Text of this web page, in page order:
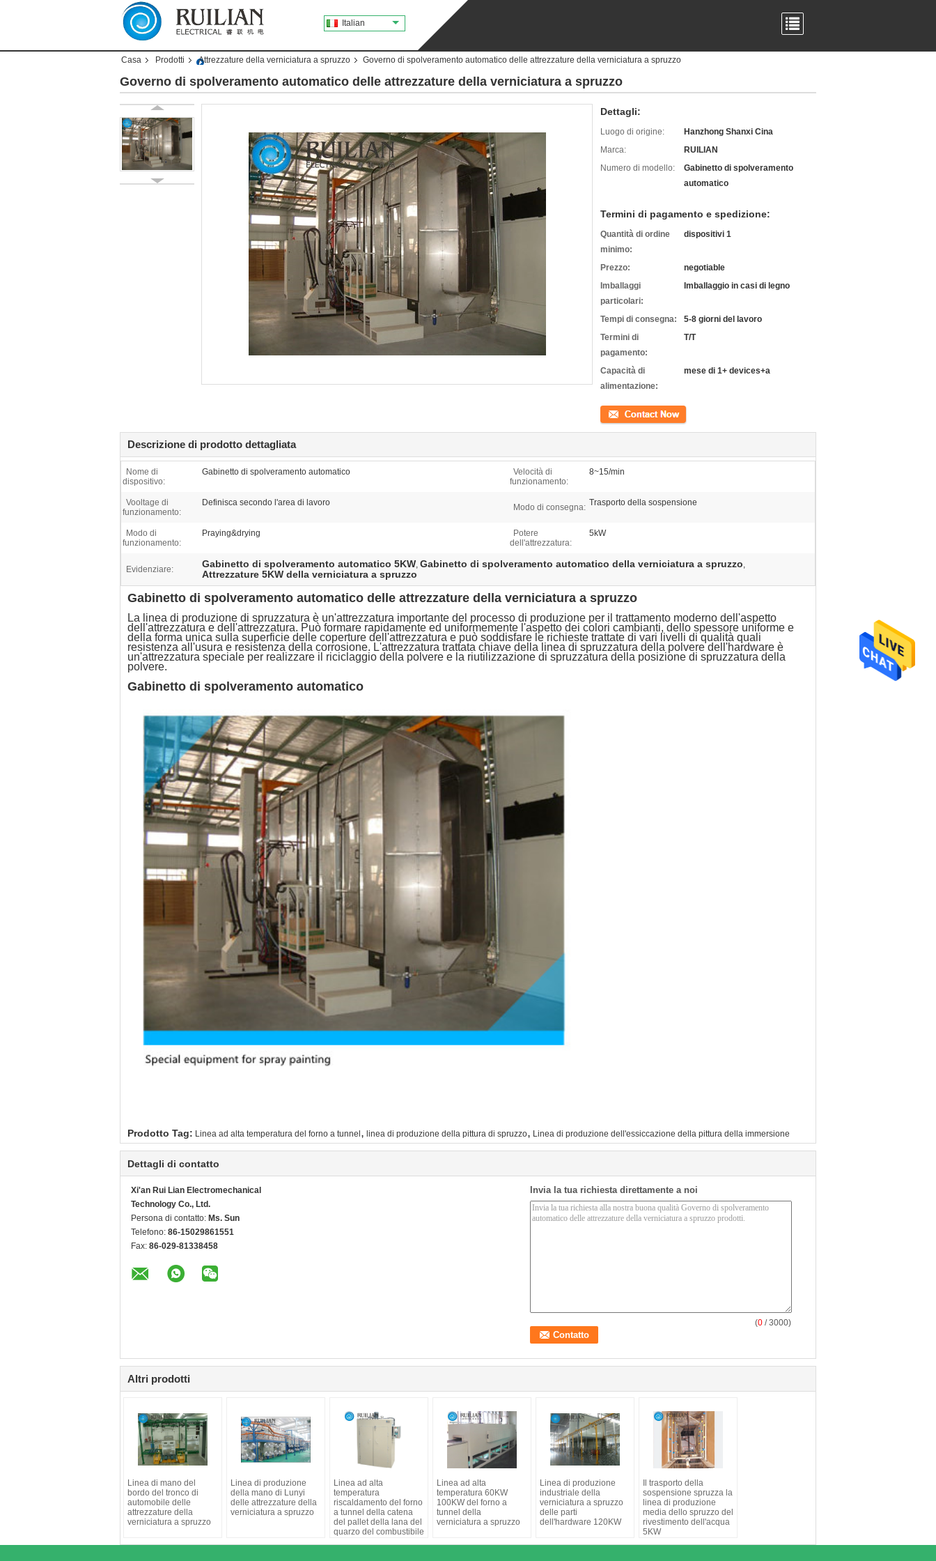
Italian
Casa Prodotti Attrezzature della verniciatura a spruzzo Governo di spolveramento automatico delle attrezzature della verniciatura a spruzzo
Governo di spolveramento automatico delle attrezzature della verniciatura a spruzzo
Dettagli:
Luogo di origine:
Hanzhong Shanxi Cina
Marca:
RUILIAN
Numero di modello:
Gabinetto di spolveramento
automatico
Termini di pagamento e spedizione:
Quantità di ordine
minimo:
dispositivi 1
Prezzo:
negotiable
Imballaggi
particolari:
Imballaggio in casi di legno
Tempi di consegna:
5-8 giorni del lavoro
Termini di
pagamento:
T/T
Capacità di
alimentazione:
mese di 1+ devices+a
Contatto
Descrizione di prodotto dettagliata
Nome di
dispositivo:
Gabinetto di spolveramento automatico
Velocità di
funzionamento:
8~15/min
Vooltage di
funzionamento:
Definisca secondo l'area di lavoro Modo di consegna: Trasporto della sospensione
Modo di
funzionamento:
Praying&drying
Potere
dell'attrezzatura:
5kW
Evidenziare: Gabinetto di spolveramento automatico 5KW, Gabinetto di spolveramento automatico della verniciatura a spruzzo,
Attrezzature 5KW della verniciatura a spruzzo
Gabinetto di spolveramento automatico delle attrezzature della verniciatura a spruzzo
La linea di produzione di spruzzatura è un'attrezzatura importante del processo di produzione per il trattamento moderno dell'aspetto
dell'attrezzatura e dell'attrezzatura. Può formare rapidamente ed uniformemente l'aspetto dei colori cambianti, dello spessore uniforme e
della forma unica sulla superficie delle coperture dell'attrezzatura e può soddisfare le richieste trattate di vari livelli di qualità quali
resistenza all'usura e resistenza della corrosione. L'attrezzatura trattata chiave della linea di spruzzatura della polvere dell'hardware è
un'attrezzatura speciale per realizzare il riciclaggio della polvere e la riutilizzazione di spruzzatura della posizione di spruzzatura della
polvere.
Gabinetto di spolveramento automatico
Prodotto Tag: Linea ad alta temperatura del forno a tunnel , linea di produzione della pittura di spruzzo, Linea di produzione dell'essiccazione della pittura della immersione
Dettagli di contatto
Xi'an Rui Lian Electromechanical
Technology Co., Ltd.
Persona di contatto: Ms. Sun
Telefono: 86-15029861551
Fax: 86-029-81338458
Invia la tua richiesta direttamente a noi
(0 / 3000)
Altri prodotti
Linea di mano del
bordo del tronco di
automobile delle
attrezzature della
verniciatura a spruzzo
Linea di produzione
della mano di Lunyi
delle attrezzature della
verniciatura a spruzzo
Linea ad alta
temperatura
riscaldamento del forno
a tunnel della catena
del pallet della lana del
quarzo del combustibile
Linea ad alta
temperatura 60KW
100KW del forno a
tunnel della
verniciatura a spruzzo
Linea di produzione
industriale della
verniciatura a spruzzo
delle parti
dell'hardware 120KW
Il trasporto della
sospensione spruzza la
linea di produzione
media dello spruzzo del
rivestimento dell'acqua
5KW